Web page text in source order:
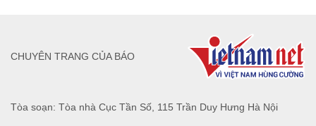
Tòa soạn: Tòa nhà Cục Tần Số, 115 Trần Duy Hưng Hà Nội
CHUYÊN TRANG CỦA BÁO